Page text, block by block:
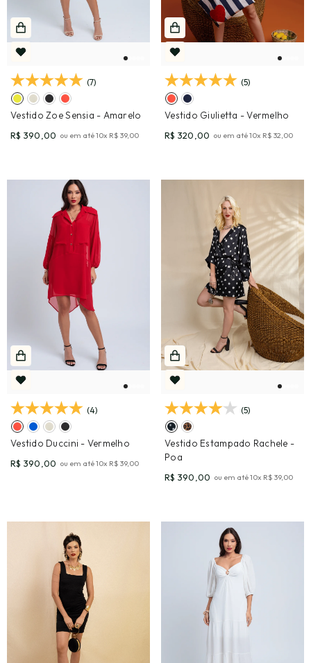
(7)
Vestido Zoe Sensia - Amarelo
R$ 390,00 ou em até10x R$ 39,00
(5)
Vestido Giulietta - Vermelho
R$ 320,00 ou em até10x R$ 32,00
(4)
Vestido Duccini - Vermelho
R$ 390,00 ou em até10x R$ 39,00
(5)
Vestido Estampado Rachele -
Poa
R$ 390,00 ou em até10x R$ 39,00